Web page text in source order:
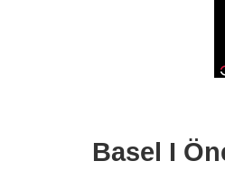
Basel I